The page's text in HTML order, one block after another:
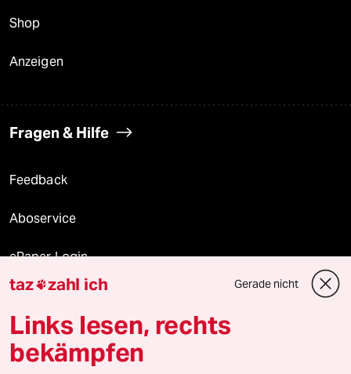
Shop
Anzeigen
Fragen & Hilfe
Feedback
Aboservice
ePaper Login
Downloads für Abonnierende
© 2026 taz Verlags und Vertriebs GmbH
taz zahl ich Gerade nicht
Links lesen, rechts
bekämpfen